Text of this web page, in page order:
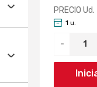
PRECIO Ud.
-
1 u.